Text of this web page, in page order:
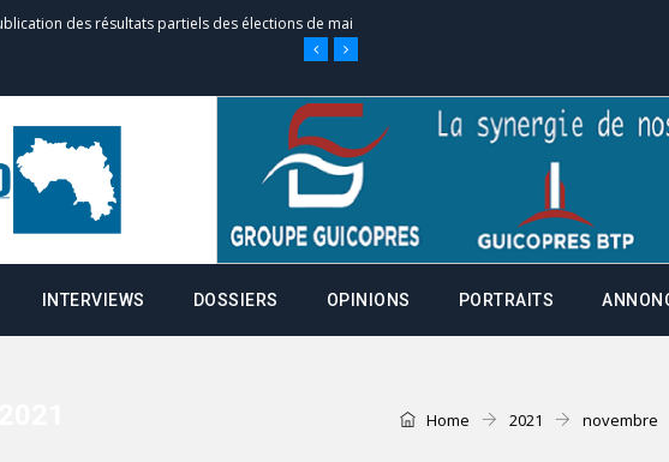
des résultats partiels des élections de mai
active un centre d’appel, joignable au 105, ouvert
du 31 mai : fin des campagnes ce jeudi 28 mai à
relatif à la délivrance de la fiche de procuration
INTERVIEWS DOSSIERS OPINIONS PORTRAITS
Home 2021 novembre